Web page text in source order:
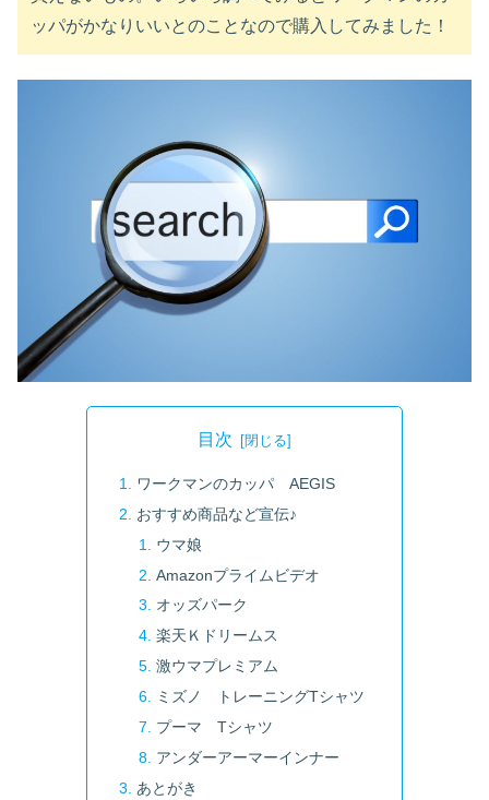
ッパがかなりいいとのことなので購入してみました！
目次
ワークマンのカッパ AEGIS
おすすめ商品など宣伝♪
ウマ娘
Amazonプライムビデオ
オッズパーク
楽天Ｋドリームス
激ウマプレミアム
ミズノ トレーニングTシャツ
プーマ Tシャツ
アンダーアーマーインナー
あとがき